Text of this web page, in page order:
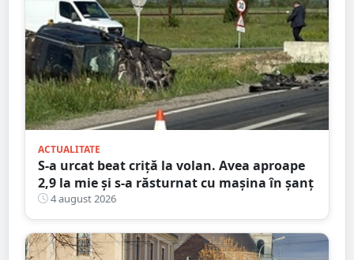
ACTUALITATE
S-a urcat beat criță la volan. Avea aproape
2,9 la mie și s-a răsturnat cu mașina în șanț
4 august 2026